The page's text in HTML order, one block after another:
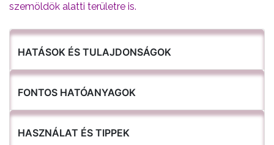
szemöldök alatti területre is.
HATÁSOK ÉS TULAJDONSÁGOK
FONTOS HATÓANYAGOK
HASZNÁLAT ÉS TIPPEK